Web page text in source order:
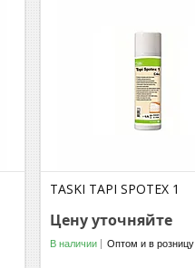
TASKI TAPI SPOTEX 1
Цену уточняйте
В наличии Оптом и в розницу